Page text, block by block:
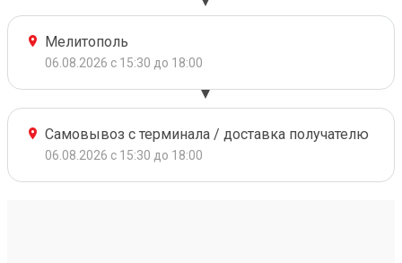
Мелитополь
06.08.2026 с 15:30 до 18:00
Самовывоз с терминала / доставка получателю
06.08.2026 с 15:30 до 18:00